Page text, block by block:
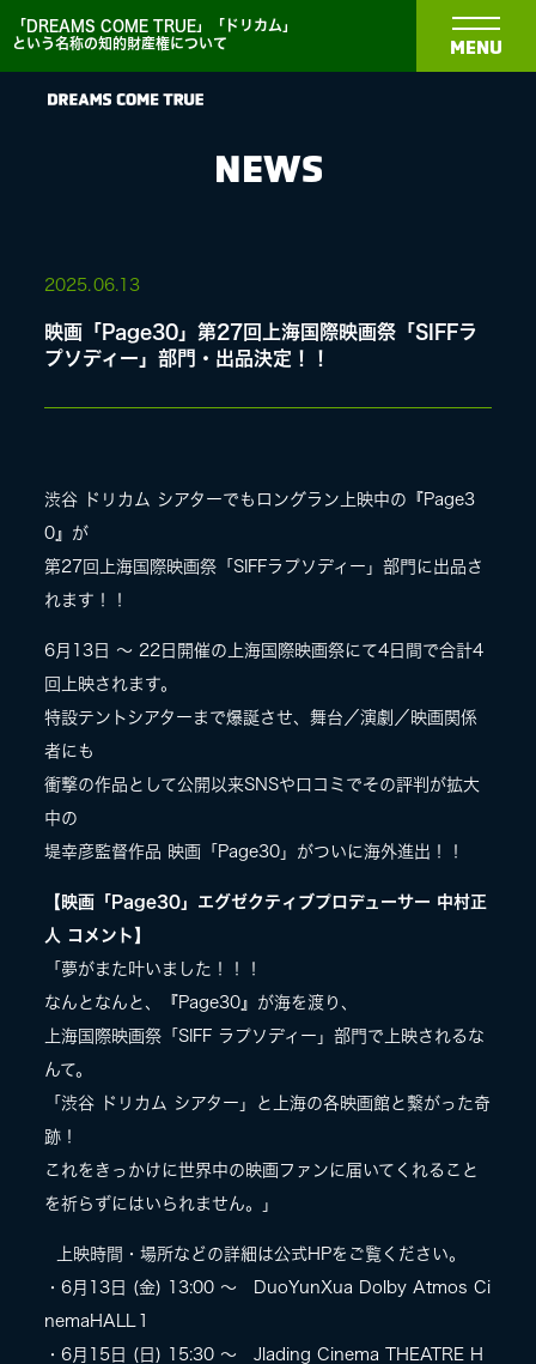
「DREAMS COME TRUE」「ドリカム」
という名称の知的財産権について
MENU
BIOGRAPHY
MEDIA
LIVE
SPECIAL SITE
MASA BLOG
NEWS
2025. 06.13
映画「Page30」第27回上海国際映画祭「SIFFラ
プソディー」部門・出品決定！！
渋谷 ドリカム シアターでもロングラン上映中の『Page3
0』が
第27回上海国際映画祭「SIFFラプソディー」部門に出品さ
れます！！
6月13日 〜 22日開催の上海国際映画祭にて4日間で合計4
回上映されます。
特設テントシアターまで爆誕させ、舞台／演劇／映画関係
者にも
衝撃の作品として公開以来SNSや口コミでその評判が拡大
中の
堤幸彦監督作品 映画「Page30」がついに海外進出！！
【映画「Page30」エグゼクティブプロデューサー 中村正
人 コメント】
「夢がまた叶いました！！！
なんとなんと、『Page30』が海を渡り、
上海国際映画祭「SIFF ラプソディー」部門で上映されるな
んて。
「渋谷 ドリカム シアター」と上海の各映画館と繋がった奇
跡！
これをきっかけに世界中の映画ファンに届いてくれること
を祈らずにはいられません。」
上映時間・場所などの詳細は公式HPをご覧ください。
・6月13日 (金) 13:00 〜 DuoYunXua Dolby Atmos Ci
nemaHALL１
・6月15日 (日) 15:30 〜 Jlading Cinema THEATRE H